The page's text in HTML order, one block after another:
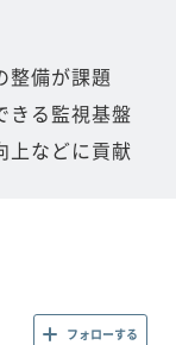
備が課題
る監視基盤
などに貢献
フォローする